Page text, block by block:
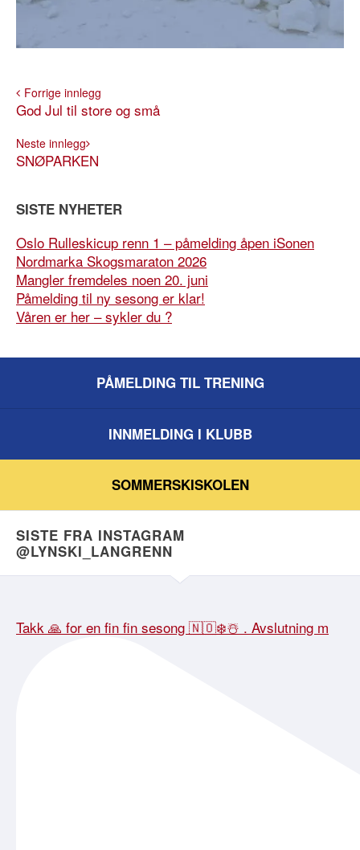
Forrige innlegg
God Jul til store og små
Neste innlegg
SNØPARKEN
SISTE NYHETER
Oslo Rulleskicup renn 1 – påmelding åpen iSonen
Nordmarka Skogsmaraton 2026
Mangler fremdeles noen 20. juni
Påmelding til ny sesong er klar!
Våren er her – sykler du ?
PÅMELDING TIL TRENING
INNMELDING I KLUBB
SOMMERSKISKOLEN
SISTE FRA INSTAGRAM
@LYNSKI_LANGRENN
Takk 🙏 for en fin fin sesong 🇳🇴❄️☃️ . Avslutning m